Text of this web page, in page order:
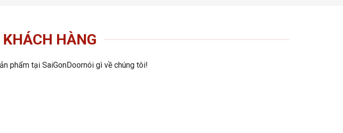
HÀNG
phẩm tại SaiGonDoornói gì về chúng tôi!